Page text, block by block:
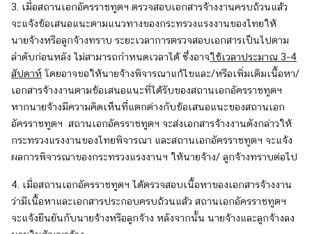
า
/
ก
ง
สุ
ล
|
V
i
s
a
/
C
o
3. เมื่อสถานเอกอัครราชทูตฯ ตรวจสอบเอกสารจ้างงานครบถ้วนแล้ว
จะแจ้งข้อเสนอแนะตามแนวทางของกระทรวงแรงงานของไทยให้
นายจ้างหรือลูกจ้างทราบ ระยะเวลาการตรวจสอบเอกสารเป็นไปตาม
ลำดับก่อนหลัง ไม่สามารถกำหนดเวลาได้ ซึ่งอาจใช้เวลาประมาณ 3-4
สัปดาห์ โดยอาจขอให้นายจ้างพิจารณาแก้ไขและ/หรือเพิ่มเติมเนื้อหา/
เอกสารจ้างงานตามข้อเสนอแนะที่ได้รับของสถานเอกอัครราชทูตฯ
หากนายจ้างมีความคิดเห็นที่แตกต่างกับข้อเสนอแนะของสถานเอก
อัครราชทูตฯ สถานเอกอัครราชทูตฯ จะส่งเอกสารจ้างงานดังกล่าวให้
กระทรวงแรงงานของไทยพิจารณา และสถานเอกอัครราชทูตฯ จะแจ้ง
ผลการพิจารณาของกระทรวงแรงงานฯ ให้นายจ้าง/ ลูกจ้างทราบต่อไป
4. เมื่อสถานเอกอัครราชทูตฯ ได้ตรวจสอบเนื้อหาของเอกสารจ้างงาน
ว่ามีเนื้อหาและเอกสารประกอบครบถ้วนแล้ว สถานเอกอัครราชทูตฯ
จะแจ้งยืนยันกับนายจ้างหรือลูกจ้าง หลังจากนั้น นายจ้างและลูกจ้างลง